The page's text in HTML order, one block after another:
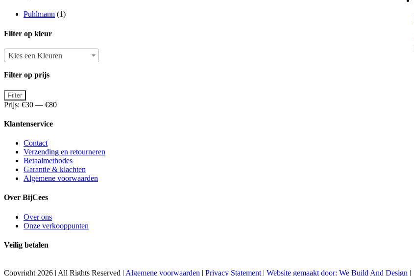
Puhlmann (1)
Filter op kleur
Kies een Kleuren
Filter op prijs
Min.
prijs
Max.
prijs
Filter
Prijs: €30 — €80
Klantenservice
Contact
Verzending en retourneren
Betaalmethodes
Garantie & klachten
Algemene voorwaarden
Over BijCees
Over ons
Onze verkooppunten
Veilig betalen
Copyright 2026 | All Rights Reserved | Algemene voorwaarden | Privacy Statement | Website gemaakt door: We Build And Design |